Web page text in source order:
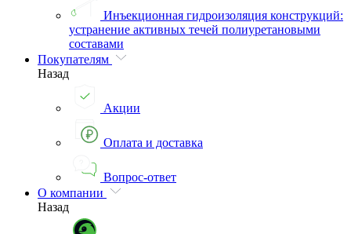
Инъекционная гидроизоляция конструкций:
устранение активных течей полиуретановыми
составами
Покупателям
Назад
Акции
Оплата и доставка
Вопрос-ответ
О компании
Назад